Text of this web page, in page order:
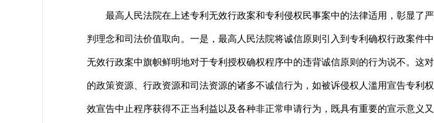
最高人民法院在上述专利无效行政案和专利侵权民事案中的法律适用，彰显了
判理念和司法价值取向。一是，最高人民法院将诚信原则引入到专利确权行政案件
无效行政案中旗帜鲜明地对于专利授权确权程序中的违背诚信原则的行为说不。这
的政策资源、行政资源和司法资源的诸多不诚信行为，如被诉侵权人滥用宣告专利
效宣告中止程序获得不正当利益以及各种非正常申请行为，既具有重要的宣示意义